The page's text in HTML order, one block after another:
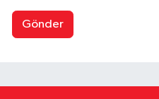
Gönder